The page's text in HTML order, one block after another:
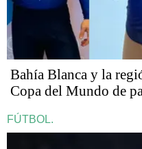
Bahía Blanca y la
Copa del Mundo de
FÚTBOL.